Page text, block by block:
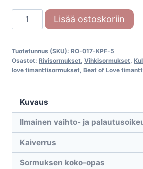
Beat
of
timanttisormus
RO-
KPF-
5
määrä
Lisää ostoskoriin
Tuotetunnus (SKU): RO-017-KPF-5
Osastot: Rivisormukset, Vihkisormukset,
love timanttisormukset, Beat of Love
Kuvaus
Ilmainen vaihto- ja
Kaiverrus
Sormuksen koko-opas